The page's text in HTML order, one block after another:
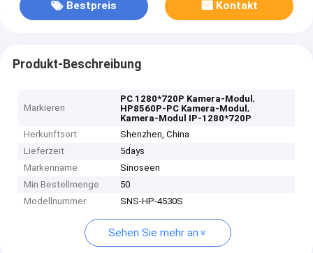
Bestpreis Kontakt
Produkt-Beschreibung
Markieren
PC 1280*720P Kamera-Modul,
HP8560P-PC Kamera-Modul,
Kamera-Modul IP-1280*720P
Herkunftsort
Shenzhen, China
Lieferzeit
5days
Markenname
Sinoseen
Min Bestellmenge
50
Modellnummer
SNS-HP-4530S
Sehen Sie mehr an